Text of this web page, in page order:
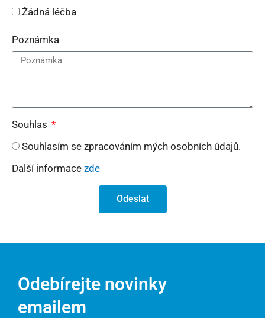
Žádná léčba
Poznámka
Souhlas
Souhlasím se zpracováním mých osobních údajů.
Další informace zde
Odeslat
Odebírejte novinky
emailem